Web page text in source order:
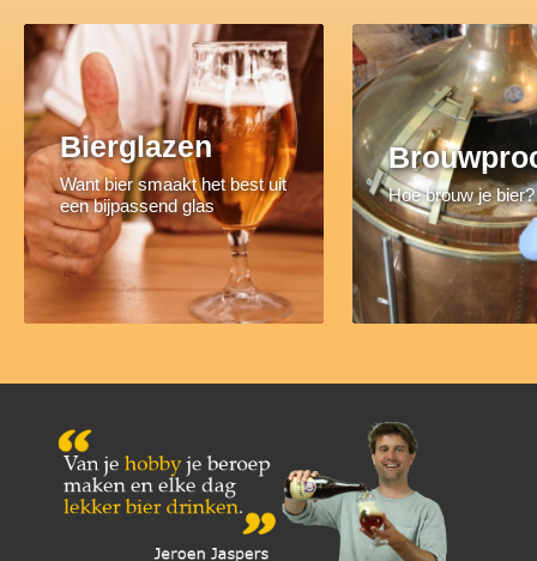
Bierglazen
Want bier smaakt het best uit
een bijpassend glas
Hoe brouw je bier?